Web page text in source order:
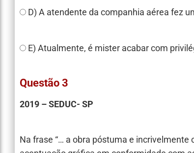
D) A atendente da companhia aérea fez
E) Atualmente, é mister acabar com
Questão 3
2019 – SEDUC- SP
Na frase “… a obra póstuma e